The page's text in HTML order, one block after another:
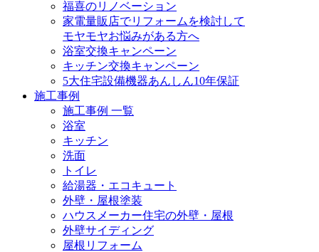
福喜のリノベーション
家電量販店でリフォームを検討して
モヤモヤお悩みがある方へ
浴室交換キャンペーン
キッチン交換キャンペーン
5大住宅設備機器あんしん10年保証
施工事例
施工事例 一覧
浴室
キッチン
洗面
トイレ
給湯器・エコキュート
外壁・屋根塗装
ハウスメーカー住宅の外壁・屋根
外壁サイディング
屋根リフォーム